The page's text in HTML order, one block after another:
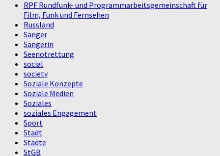
RPF Rundfunk- und Programmarbeitsgemeinschaft für
Film, Funk und Fernsehen
Russland
Sänger
Sängerin
Seenotrettung
social
society
Soziale Konzepte
Soziale Medien
Soziales
soziales Engagement
Sport
Stadt
Städte
StGB